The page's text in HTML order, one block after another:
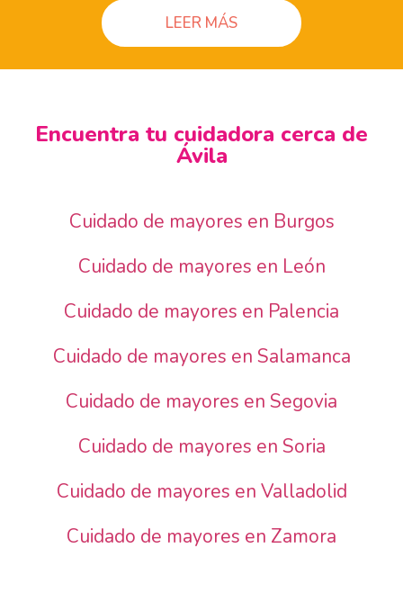
LEER MÁS
Encuentra tu cuidadora cerca de
Ávila
Cuidado de mayores en Burgos
Cuidado de mayores en León
Cuidado de mayores en Palencia
Cuidado de mayores en Salamanca
Cuidado de mayores en Segovia
Cuidado de mayores en Soria
Cuidado de mayores en Valladolid
Cuidado de mayores en Zamora